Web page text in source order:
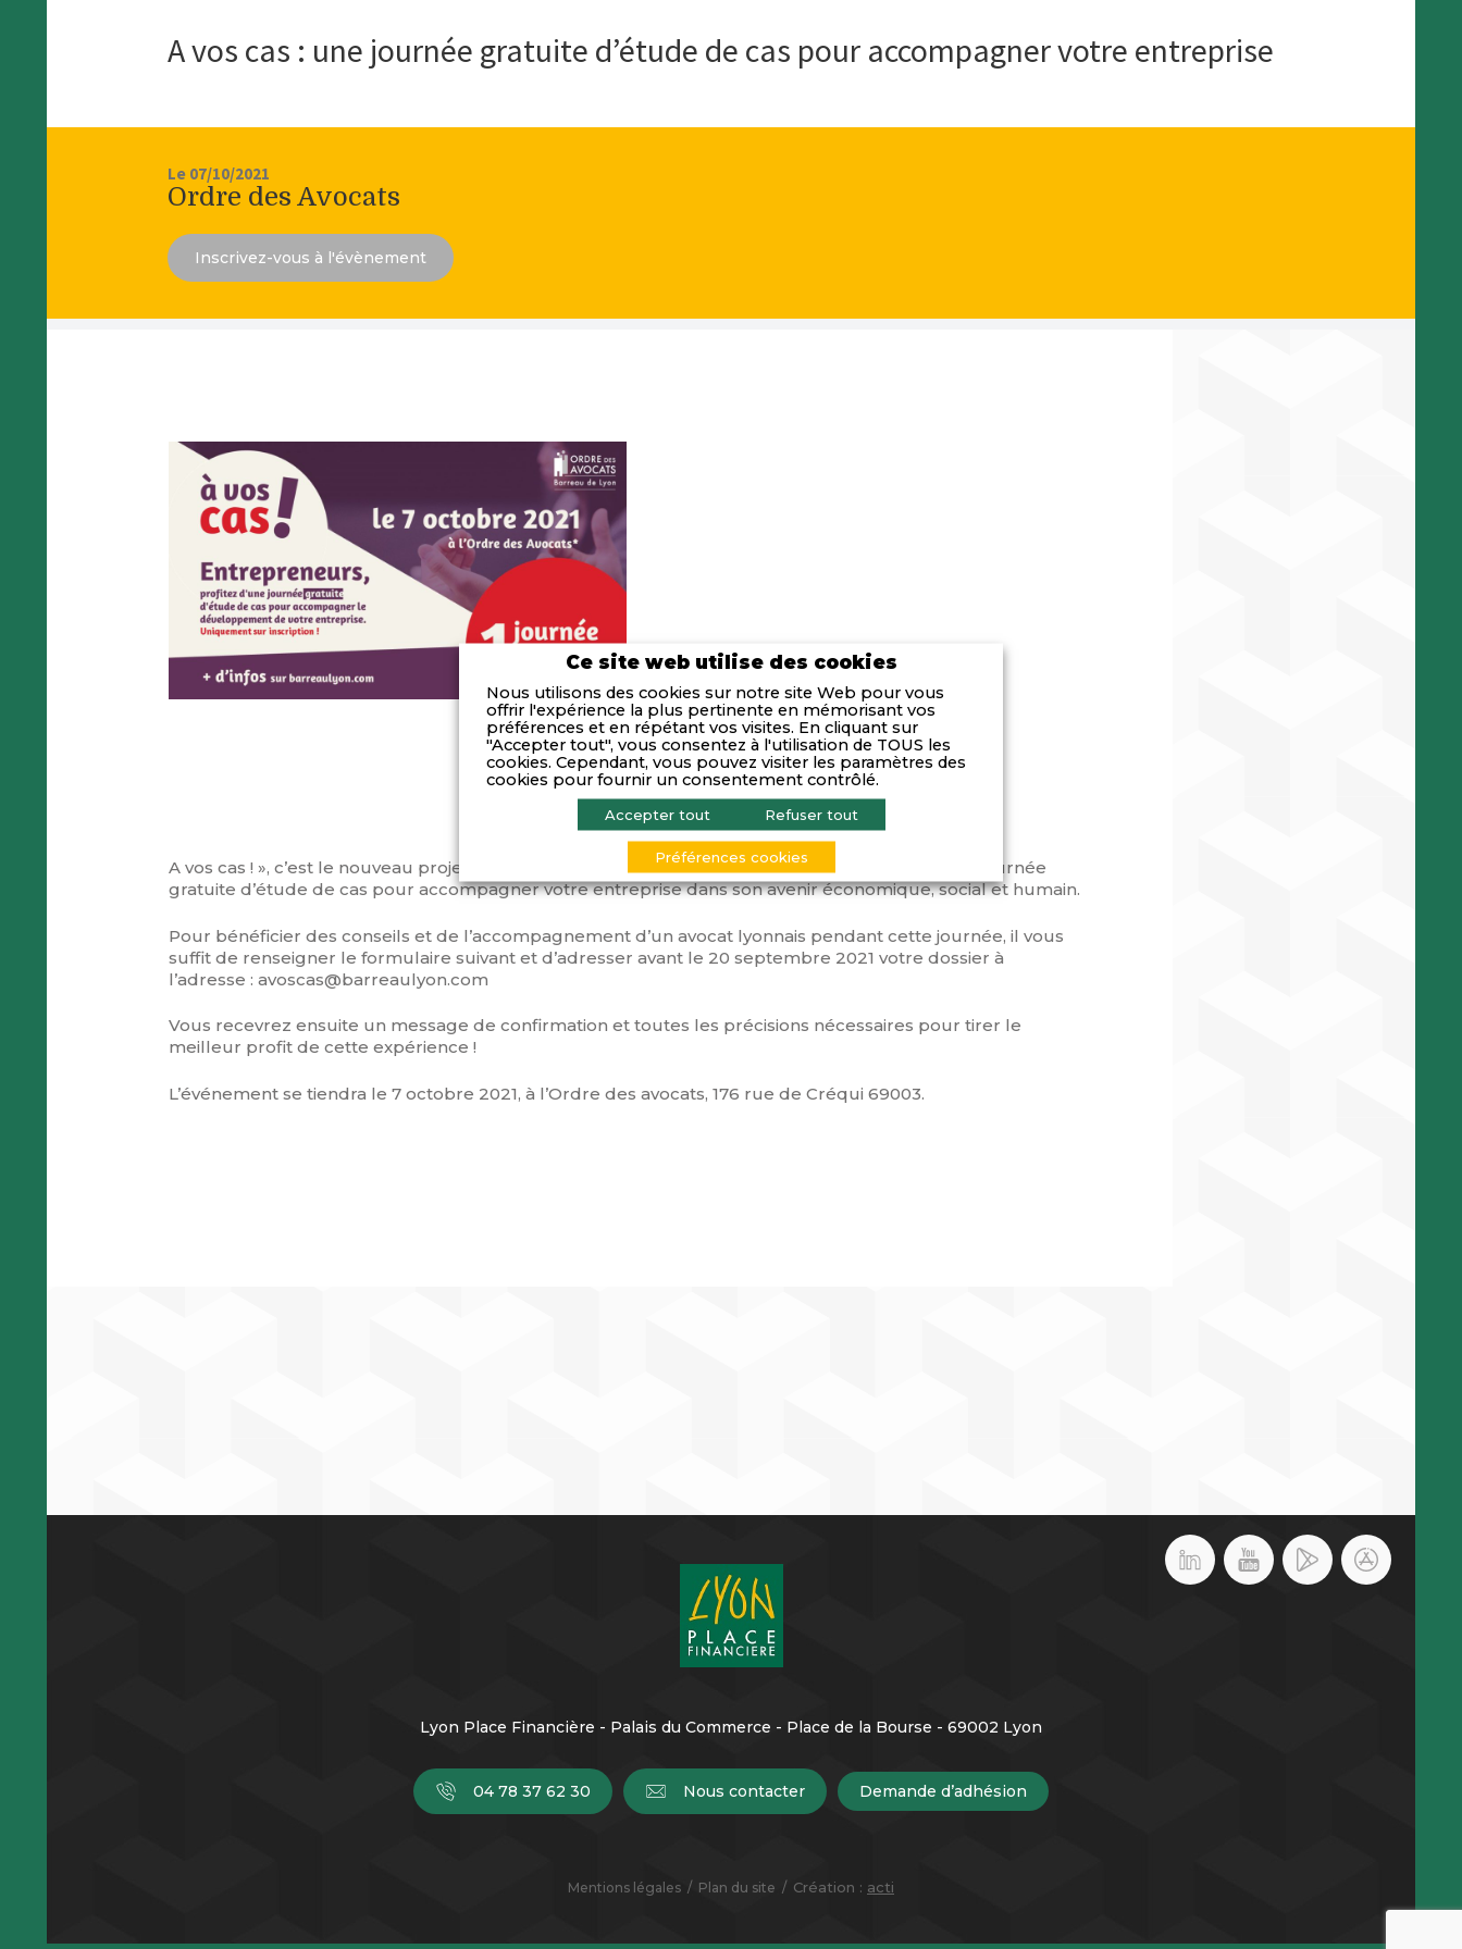
A vos cas : une journée gratuite d’étude de cas pour accompagner votre entreprise
Le 07/10/2021
Ordre des Avocats
Inscrivez-vous à l'évènement
A vos cas ! », c’est le nouveau projet porté par le Barreau de Lyon pour les entrepreneurs : une journée
gratuite d’étude de cas pour accompagner votre entreprise dans son avenir économique, social et humain.
Pour bénéficier des conseils et de l’accompagnement d’un avocat lyonnais pendant cette journée, il vous
suffit de renseigner le formulaire suivant et d’adresser avant le 20 septembre 2021 votre dossier à
l’adresse : avoscas@barreaulyon.com
Vous recevrez ensuite un message de confirmation et toutes les précisions nécessaires pour tirer le
meilleur profit de cette expérience !
L’événement se tiendra le 7 octobre 2021, à l’Ordre des avocats, 176 rue de Créqui 69003.
Lyon Place Financière - Palais du Commerce - Place de la Bourse - 69002 Lyon
04 78 37 62 30 Nous contacter Demande d’adhésion
Mentions légales Plan du site Création : acti
Ce site web utilise des cookies
Nous utilisons des cookies sur notre site Web pour vous
offrir l'expérience la plus pertinente en mémorisant vos
préférences et en répétant vos visites. En cliquant sur
"Accepter tout", vous consentez à l'utilisation de TOUS les
cookies. Cependant, vous pouvez visiter les paramètres des
cookies pour fournir un consentement contrôlé.
Accepter tout Refuser tout
Préférences cookies